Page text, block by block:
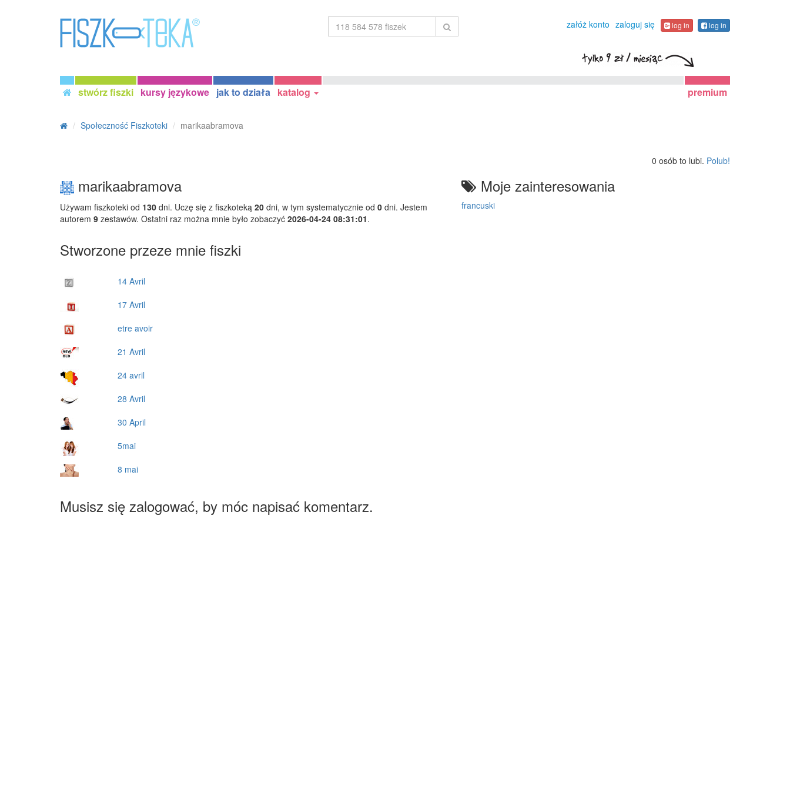
załóż konto zaloguj się log in log in
stwórz fiszki kursy językowe jak to działa katalog premium
Społeczność Fiszkoteki marikaabramova
0 osób to lubi. Polub!
marikaabramova
Używam fiszkoteki od 130 dni. Uczę się z fiszkoteką 20 dni, w tym systematycznie od 0 dni. Jestem
autorem 9 zestawów. Ostatni raz można mnie było zobaczyć 2026-04-24 08:31:01.
Moje zainteresowania
francuski
Stworzone przeze mnie fiszki
14 Avril
17 Avril
etre avoir
21 Avril
24 avril
28 Avril
30 April
5mai
8 mai
Musisz się zalogować, by móc napisać komentarz.